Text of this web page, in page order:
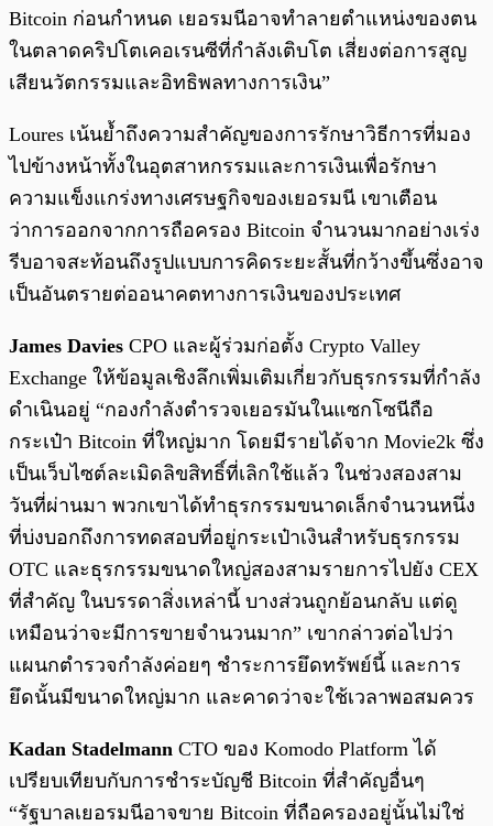
Bitcoin ก่อนกำหนด เยอรมนีอาจทำลายตำแหน่งของตน
ในตลาดคริปโตเคอเรนซีที่กำลังเติบโต เสี่ยงต่อการสูญ
เสียนวัตกรรมและอิทธิพลทางการเงิน”
Loures เน้นย้ำถึงความสำคัญของการรักษาวิธีการที่มอง
ไปข้างหน้าทั้งในอุตสาหกรรมและการเงินเพื่อรักษา
ความแข็งแกร่งทางเศรษฐกิจของเยอรมนี เขาเตือน
ว่าการออกจากการถือครอง Bitcoin จำนวนมากอย่างเร่ง
รีบอาจสะท้อนถึงรูปแบบการคิดระยะสั้นที่กว้างขึ้นซึ่งอาจ
เป็นอันตรายต่ออนาคตทางการเงินของประเทศ
James Davies CPO และผู้ร่วมก่อตั้ง Crypto Valley
Exchange ให้ข้อมูลเชิงลึกเพิ่มเติมเกี่ยวกับธุรกรรมที่กำลัง
ดำเนินอยู่ “กองกำลังตำรวจเยอรมันในแซกโซนีถือ
กระเป๋า Bitcoin ที่ใหญ่มาก โดยมีรายได้จาก Movie2k ซึ่ง
เป็นเว็บไซต์ละเมิดลิขสิทธิ์ที่เลิกใช้แล้ว ในช่วงสองสาม
วันที่ผ่านมา พวกเขาได้ทำธุรกรรมขนาดเล็กจำนวนหนึ่ง
ที่บ่งบอกถึงการทดสอบที่อยู่กระเป๋าเงินสำหรับธุรกรรม
OTC และธุรกรรมขนาดใหญ่สองสามรายการไปยัง CEX
ที่สำคัญ ในบรรดาสิ่งเหล่านี้ บางส่วนถูกย้อนกลับ แต่ดู
เหมือนว่าจะมีการขายจำนวนมาก” เขากล่าวต่อไปว่า
แผนกตำรวจกำลังค่อยๆ ชำระการยึดทรัพย์นี้ และการ
ยึดนั้นมีขนาดใหญ่มาก และคาดว่าจะใช้เวลาพอสมควร
Kadan Stadelmann CTO ของ Komodo Platform ได้
เปรียบเทียบกับการชำระบัญชี Bitcoin ที่สำคัญอื่นๆ
“รัฐบาลเยอรมนีอาจขาย Bitcoin ที่ถือครองอยู่นั้นไม่ใช่